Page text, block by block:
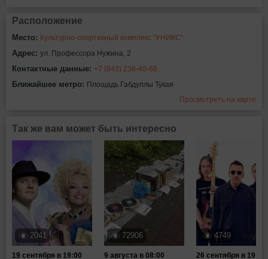
Расположение
Место: Культурно-спортивный комплекс "УНИКС"
Адрес: ул. Профессора Нужина, 2
Контактные данные: +7 (843) 238-40-68
Ближайшее метро: Площадь Габдуллы Тукая
Просмотреть на карте
Так же вам может быть интересно
2041
19 сентября в 19:00
72906
9 августа в 08:00
4749
26 сентября в 19:00